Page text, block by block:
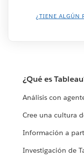
¿TIENE ALGÚN
¿Qué es
Análisis con
Cree una cultura
Información a
Investigación de